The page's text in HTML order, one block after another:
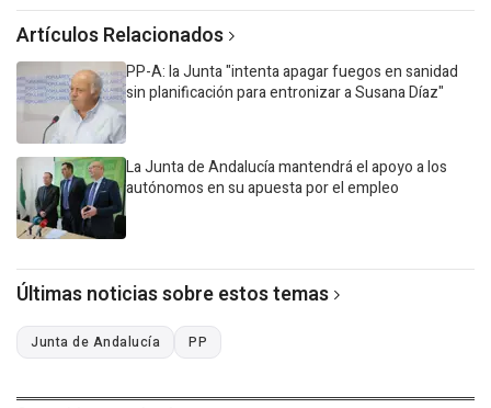
Artículos Relacionados
PP-A: la Junta "intenta apagar fuegos en sanidad
sin planificación para entronizar a Susana Díaz"
La Junta de Andalucía mantendrá el apoyo a los
autónomos en su apuesta por el empleo
Últimas noticias sobre estos temas
Junta de Andalucía PP